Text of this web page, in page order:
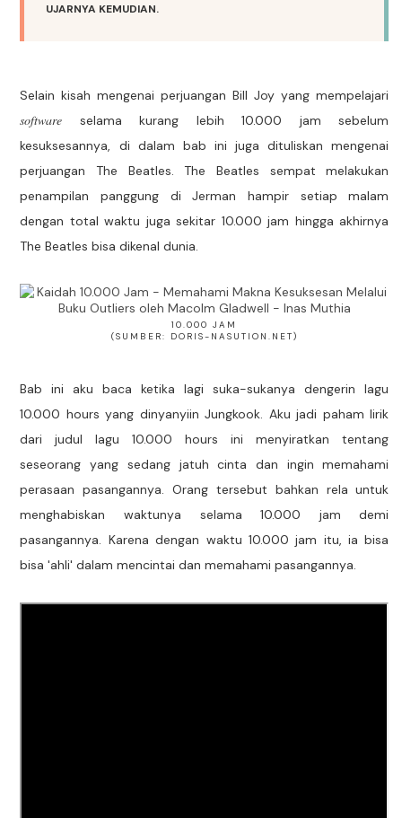
UJARNYA KEMUDIAN.
Selain kisah mengenai perjuangan Bill Joy yang mempelajari
software selama kurang lebih 10.000 jam sebelum
kesuksesannya, di dalam bab ini juga dituliskan mengenai
perjuangan The Beatles. The Beatles sempat melakukan
penampilan panggung di Jerman hampir setiap malam
dengan total waktu juga sekitar 10.000 jam hingga akhirnya
The Beatles bisa dikenal dunia.
10.000 JAM
(SUMBER: DORIS-NASUTION.NET)
Bab ini aku baca ketika lagi suka-sukanya dengerin lagu
10.000 hours yang dinyanyiin Jungkook. Aku jadi paham lirik
dari judul lagu 10.000 hours ini menyiratkan tentang
seseorang yang sedang jatuh cinta dan ingin memahami
perasaan pasangannya. Orang tersebut bahkan rela untuk
menghabiskan waktunya selama 10.000 jam demi
pasangannya. Karena dengan waktu 10.000 jam itu, ia bisa
bisa 'ahli' dalam mencintai dan memahami pasangannya.